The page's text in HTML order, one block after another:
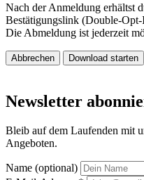
Nach der Anmeldung erhältst
Bestätigungslink (Double-Opt-
Die Abmeldung ist jederzeit
Abbrechen Download starten
Newsletter
Bleib auf dem Laufenden mit
Angeboten.
Name (optional)